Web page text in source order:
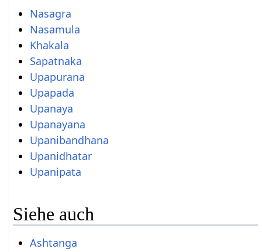
Nasagra
Nasamula
Khakala
Sapatnaka
Upapurana
Upapada
Upanaya
Upanayana
Upanibandhana
Upanidhatar
Upanipata
Siehe auch
Ashtanga